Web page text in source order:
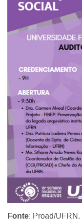
Fonte: Proad/UFRN.